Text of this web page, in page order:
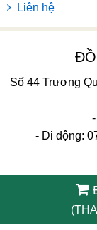
Liên hệ
ĐỒ
Số 44 Trương
- Di động: